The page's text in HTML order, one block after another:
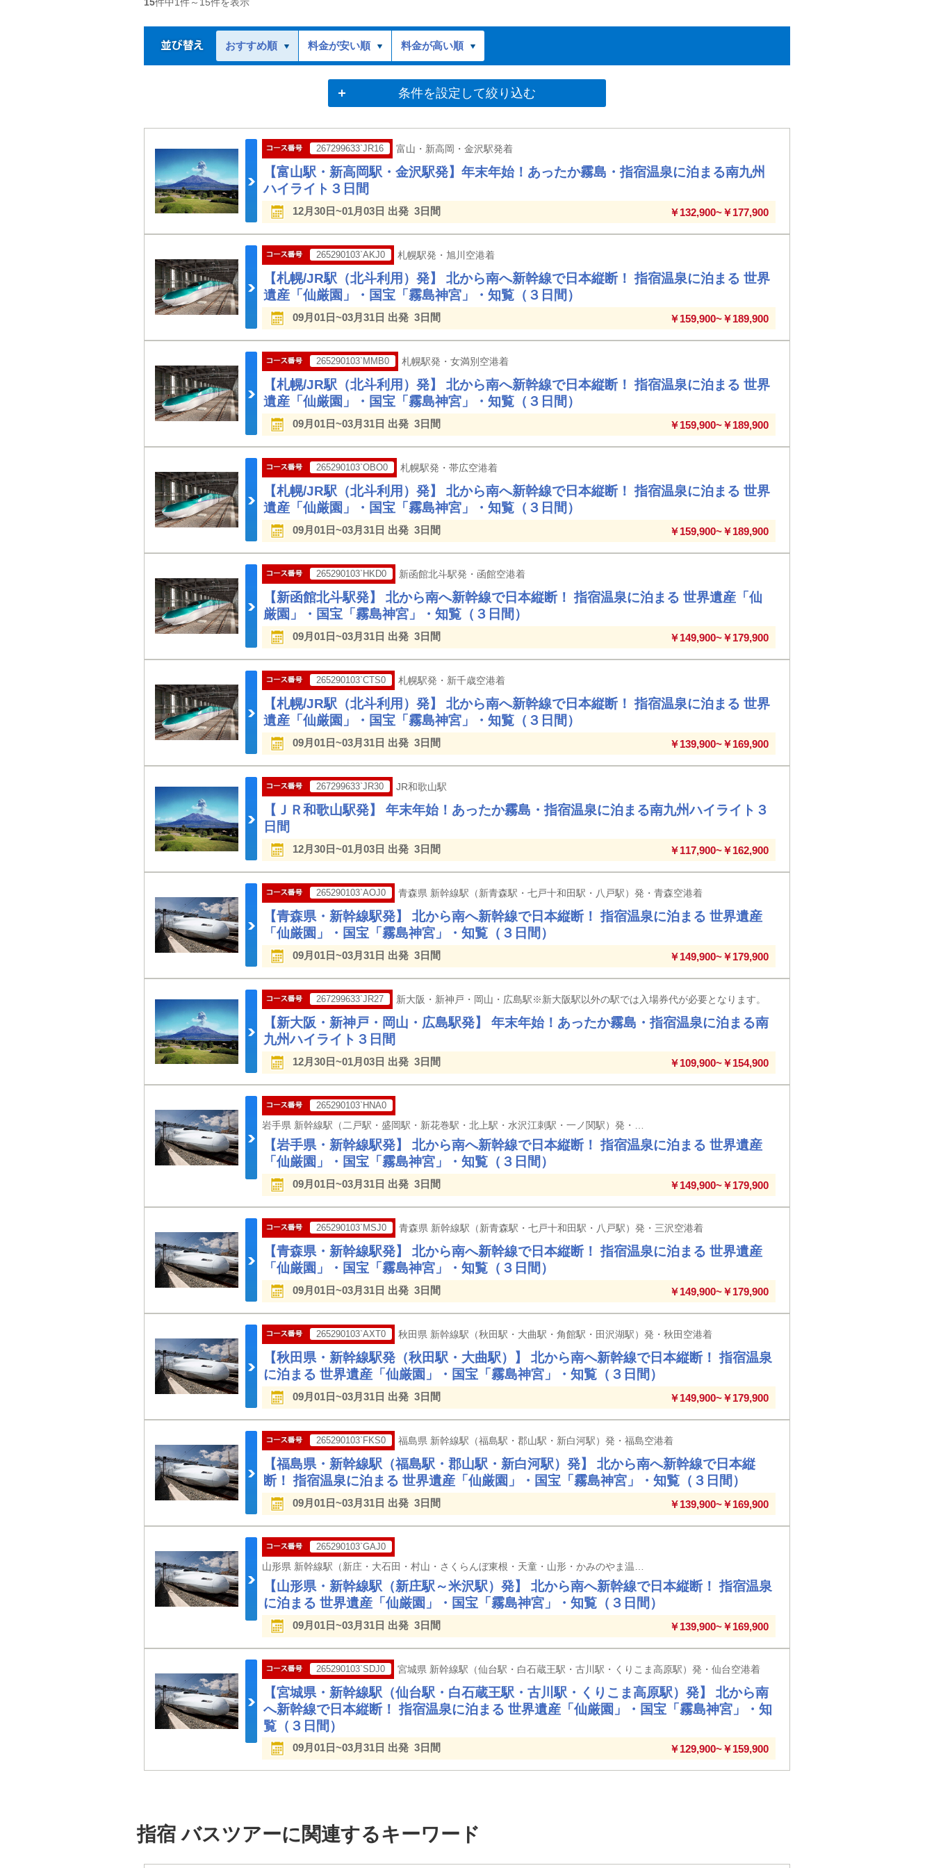
おすすめ順 料金が安い順 料金が高い順
条件を設定して絞り込む
267299633`JR16 富山・新高岡・金沢駅発着
【富山駅・新高岡駅・金沢駅発】年末年始！あったか霧島・指宿温泉に泊まる南九州
ハイライト３日間
12月30日~01月03日 出発 3日間 ￥132,900~￥177,900
265290103`AKJ0 札幌駅発・旭川空港着
【札幌/JR駅（北斗利用）発】 北から南へ新幹線で日本縦断！ 指宿温泉に泊まる 世界
遺産「仙厳園」・国宝「霧島神宮」・知覧（３日間）
09月01日~03月31日 出発 3日間 ￥159,900~￥189,900
265290103`MMB0 札幌駅発・女満別空港着
【札幌/JR駅（北斗利用）発】 北から南へ新幹線で日本縦断！ 指宿温泉に泊まる 世界
遺産「仙厳園」・国宝「霧島神宮」・知覧（３日間）
09月01日~03月31日 出発 3日間 ￥159,900~￥189,900
265290103`OBO0 札幌駅発・帯広空港着
【札幌/JR駅（北斗利用）発】 北から南へ新幹線で日本縦断！ 指宿温泉に泊まる 世界
遺産「仙厳園」・国宝「霧島神宮」・知覧（３日間）
09月01日~03月31日 出発 3日間 ￥159,900~￥189,900
265290103`HKD0 新函館北斗駅発・函館空港着
【新函館北斗駅発】 北から南へ新幹線で日本縦断！ 指宿温泉に泊まる 世界遺産「仙
厳園」・国宝「霧島神宮」・知覧（３日間）
09月01日~03月31日 出発 3日間 ￥149,900~￥179,900
265290103`CTS0 札幌駅発・新千歳空港着
【札幌/JR駅（北斗利用）発】 北から南へ新幹線で日本縦断！ 指宿温泉に泊まる 世界
遺産「仙厳園」・国宝「霧島神宮」・知覧（３日間）
09月01日~03月31日 出発 3日間 ￥139,900~￥169,900
267299633`JR30 JR和歌山駅
【ＪＲ和歌山駅発】 年末年始！あったか霧島・指宿温泉に泊まる南九州ハイライト３
日間
12月30日~01月03日 出発 3日間 ￥117,900~￥162,900
265290103`AOJ0 青森県 新幹線駅（新青森駅・七戸十和田駅・八戸駅）発・青森空港着
【青森県・新幹線駅発】 北から南へ新幹線で日本縦断！ 指宿温泉に泊まる 世界遺産
「仙厳園」・国宝「霧島神宮」・知覧（３日間）
09月01日~03月31日 出発 3日間 ￥149,900~￥179,900
267299633`JR27 新大阪・新神戸・岡山・広島駅※新大阪駅以外の駅では入場券代が必要となります。
【新大阪・新神戸・岡山・広島駅発】 年末年始！あったか霧島・指宿温泉に泊まる南
九州ハイライト３日間
12月30日~01月03日 出発 3日間 ￥109,900~￥154,900
265290103`HNA0
【岩手県・新幹線駅発】 北から南へ新幹線で日本縦断！ 指宿温泉に泊まる 世界遺産
「仙厳園」・国宝「霧島神宮」・知覧（３日間）
09月01日~03月31日 出発 3日間 ￥149,900~￥179,900
265290103`MSJ0 青森県 新幹線駅（新青森駅・七戸十和田駅・八戸駅）発・三沢空港着
【青森県・新幹線駅発】 北から南へ新幹線で日本縦断！ 指宿温泉に泊まる 世界遺産
「仙厳園」・国宝「霧島神宮」・知覧（３日間）
09月01日~03月31日 出発 3日間 ￥149,900~￥179,900
265290103`AXT0 秋田県 新幹線駅（秋田駅・大曲駅・角館駅・田沢湖駅）発・秋田空港着
【秋田県・新幹線駅発（秋田駅・大曲駅）】 北から南へ新幹線で日本縦断！ 指宿温泉
に泊まる 世界遺産「仙厳園」・国宝「霧島神宮」・知覧（３日間）
09月01日~03月31日 出発 3日間 ￥149,900~￥179,900
265290103`FKS0 福島県 新幹線駅（福島駅・郡山駅・新白河駅）発・福島空港着
【福島県・新幹線駅（福島駅・郡山駅・新白河駅）発】 北から南へ新幹線で日本縦
断！ 指宿温泉に泊まる 世界遺産「仙厳園」・国宝「霧島神宮」・知覧（３日間）
09月01日~03月31日 出発 3日間 ￥139,900~￥169,900
265290103`GAJ0
【山形県・新幹線駅（新庄駅～米沢駅）発】 北から南へ新幹線で日本縦断！ 指宿温泉
に泊まる 世界遺産「仙厳園」・国宝「霧島神宮」・知覧（３日間）
09月01日~03月31日 出発 3日間 ￥139,900~￥169,900
265290103`SDJ0 宮城県 新幹線駅（仙台駅・白石蔵王駅・古川駅・くりこま高原駅）発・仙台空港着
【宮城県・新幹線駅（仙台駅・白石蔵王駅・古川駅・くりこま高原駅）発】 北から南
へ新幹線で日本縦断！ 指宿温泉に泊まる 世界遺産「仙厳園」・国宝「霧島神宮」・知
覧（３日間）
09月01日~03月31日 出発 3日間 ￥129,900~￥159,900
指宿 バスツアーに関連するキーワード